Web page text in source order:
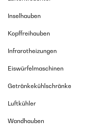
Inselhauben
Kopffreihauben
Infrarotheizungen
Eiswürfelmaschinen
Getränkekühlschränke
Luftkühler
Wandhauben